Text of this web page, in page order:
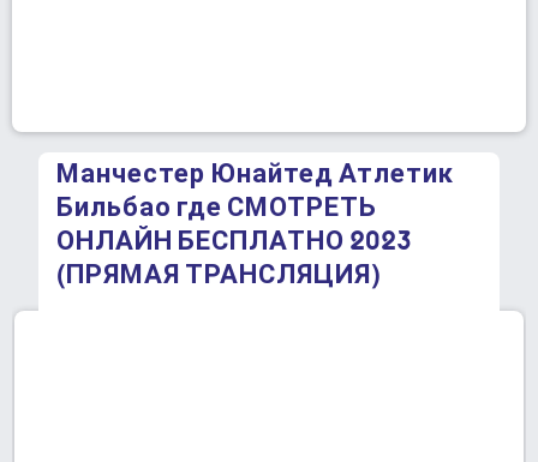
Манчестер Юнайтед Атлетик
Бильбао где СМОТРЕТЬ
ОНЛАЙН БЕСПЛАТНО 2023
(ПРЯМАЯ ТРАНСЛЯЦИЯ)